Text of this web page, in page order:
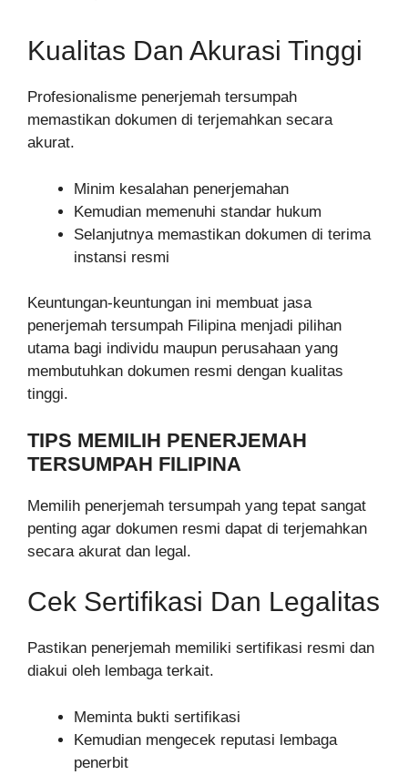
Kualitas Dan Akurasi Tinggi
Profesionalisme penerjemah tersumpah
memastikan dokumen di terjemahkan secara
akurat.
Minim kesalahan penerjemahan
Kemudian memenuhi standar hukum
Selanjutnya memastikan dokumen di terima
instansi resmi
Keuntungan-keuntungan ini membuat jasa
penerjemah tersumpah Filipina menjadi pilihan
utama bagi individu maupun perusahaan yang
membutuhkan dokumen resmi dengan kualitas
tinggi.
TIPS MEMILIH PENERJEMAH
TERSUMPAH FILIPINA
Memilih penerjemah tersumpah yang tepat sangat
penting agar dokumen resmi dapat di terjemahkan
secara akurat dan legal.
Cek Sertifikasi Dan Legalitas
Pastikan penerjemah memiliki sertifikasi resmi dan
diakui oleh lembaga terkait.
Meminta bukti sertifikasi
Kemudian mengecek reputasi lembaga
penerbit